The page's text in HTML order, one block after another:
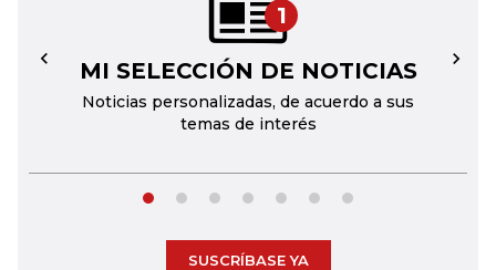
1
MI SELECCIÓN DE NOTICIAS
Noticias personalizadas, de acuerdo a sus
temas de interés
← →
SUSCRÍBASE YA